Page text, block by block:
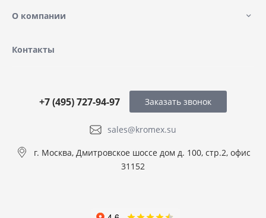
О компании
Контакты
sales@kromex.su
+7 (495) 727-94-97
г. Москва, Дмитровское шоссе дом д. 100, стр.2, офис
31152
Заказать звонок